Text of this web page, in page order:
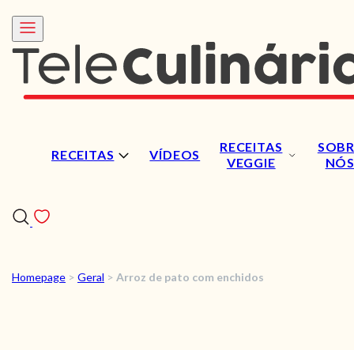
RECEITAS VÍDEOS
RECEITAS
VEGGIE
NÓS
RECEITAS
Homepage > Geral > Arroz de pato com enchidos